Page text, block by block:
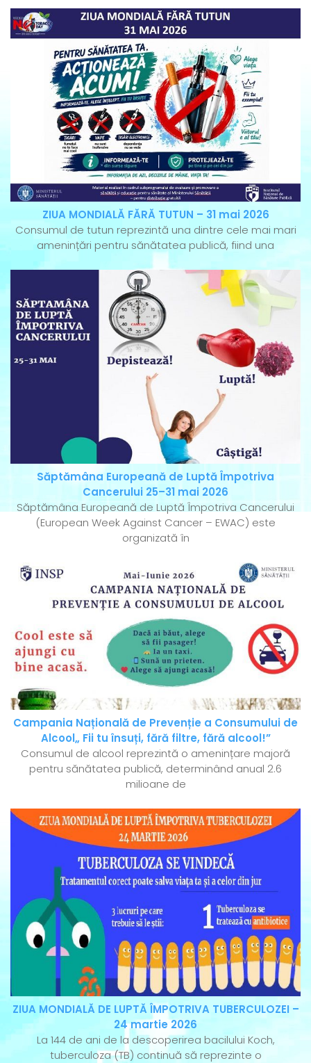
ZIUA MONDIALĂ FĂRĂ TUTUN – 31 mai 2026
Consumul de tutun reprezintă una dintre cele mai mari
amenințări pentru sănătatea publică, fiind una
Săptămâna Europeană de Luptă Împotriva
Cancerului 25–31 mai 2026
Săptămâna Europeană de Luptă Împotriva Cancerului
(European Week Against Cancer – EWAC) este
organizată în
Campania Națională de Prevenție a Consumului de
Alcool„ Fii tu însuți, fără filtre, fără alcool!”
Consumul de alcool reprezintă o amenințare majoră
pentru sănătatea publică, determinând anual 2.6
milioane de
ZIUA MONDIALĂ DE LUPTĂ ÎMPOTRIVA TUBERCULOZEI –
24 martie 2026
La 144 de ani de la descoperirea bacilului Koch,
tuberculoza (TB) continuă să reprezinte o